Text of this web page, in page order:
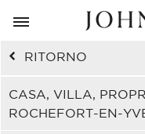
RITORNO
CASA, VILLA,
ROCHEFORT-EN-